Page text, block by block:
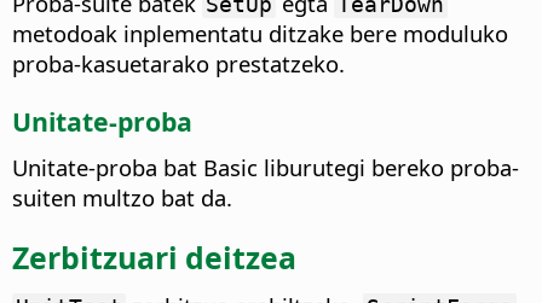
metodoak inplementatu ditzake bere moduluko
proba-kasuetarako prestatzeko.
Unitate-proba
Unitate-proba bat Basic liburutegi bereko proba-
suiten multzo bat da.
Zerbitzuari deitzea